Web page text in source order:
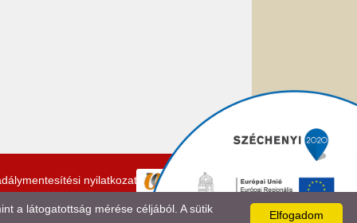
nyilatkozat
Elfogadom
a látogatottság mérése céljából. A sütik